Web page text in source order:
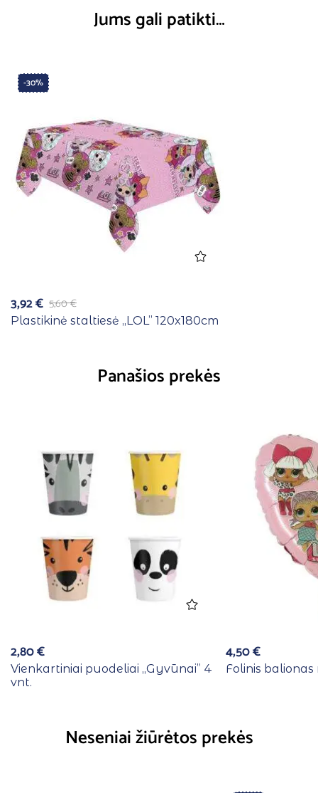
Jums gali patikti…
-30%
5,60€
3,92€
Plastikinė staltiesė ,,LOL” 120x180cm
Panašios prekės
2,80€
Vienkartiniai puodeliai ,,Gyvūnai” 4
vnt.
4,50€
Folinis balionas
Neseniai žiūrėtos prekės